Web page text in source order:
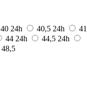
40 24h 40,5 24h
41
44 24h 44,5 24h
48,5